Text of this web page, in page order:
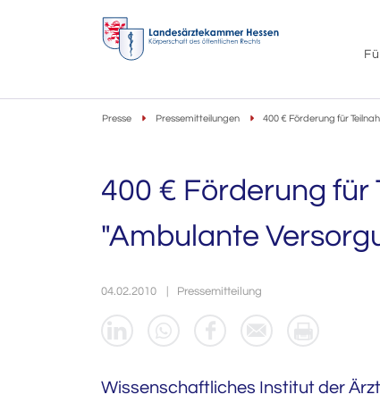
Presse Pressemitteilungen 400 € Förderung für
400 € Förderung für
"Ambulante
04.02.2010 Pressemitteilung
Wissenschaftliches Institut der